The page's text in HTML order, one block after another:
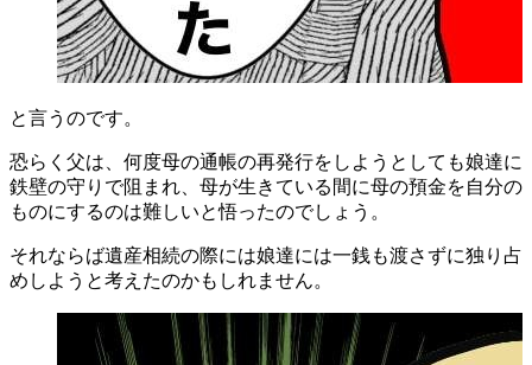
と言うのです。
恐らく父は、何度母の通帳の再発行をしようとしても娘達に
鉄壁の守りで阻まれ、母が生きている間に母の預金を自分の
ものにするのは難しいと悟ったのでしょう。
それならば遺産相続の際には娘達には一銭も渡さずに独り占
めしようと考えたのかもしれません。